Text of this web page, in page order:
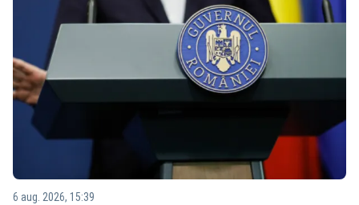
6 aug. 2026, 15:39